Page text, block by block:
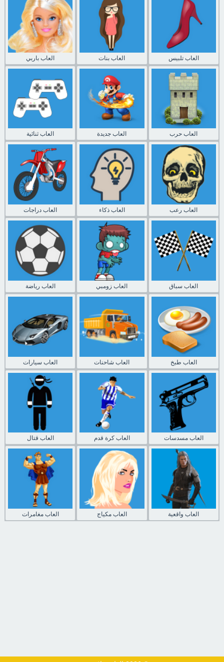
العاب باربي العاب بنات العاب تلبيس
العاب ثنائية العاب جديدة العاب حرب
العاب دراجات العاب ذكاء العاب رعب
العاب رياضة العاب زومبي العاب سباق
العاب سيارات العاب شاحنات العاب طبخ
العاب قتال العاب كرة قدم العاب مسدسات
العاب مغامرات العاب مكياج العاب واقعية